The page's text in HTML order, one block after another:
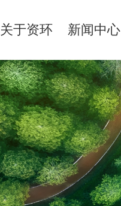
关于资环 新闻中心